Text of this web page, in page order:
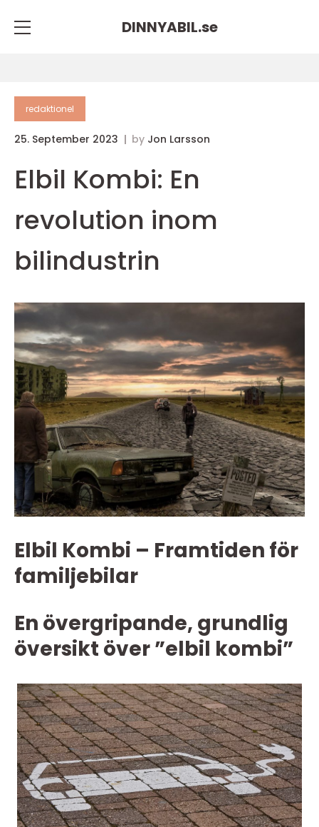
DINNYABIL.se
redaktionel
25. September 2023 by Jon Larsson
Elbil Kombi: En
revolution inom
bilindustrin
Elbil Kombi – Framtiden för
familjebilar
En övergripande, grundlig
översikt över ”elbil kombi”